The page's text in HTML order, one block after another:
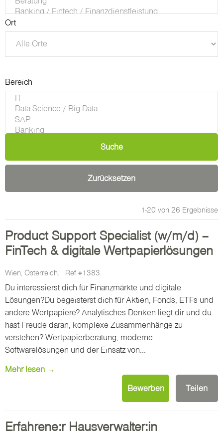
Ort
Bereich
Suche
Zurücksetzen
1-20 von 26 Ergebnisse
Product Support Specialist (w/m/d) –
FinTech & digitale Wertpapierlösungen
Wien, Österreich. Ref #1383.
Du interessierst dich für Finanzmärkte und digitale
Lösungen?Du begeisterst dich für Aktien, Fonds, ETFs und
andere Wertpapiere? Analytisches Denken liegt dir und du
hast Freude daran, komplexe Zusammenhänge zu
verstehen? Wertpapierberatung, moderne
Softwarelösungen und der Einsatz von...
Mehr lesen →
Bewerben Teilen
Erfahrene:r Hausverwalter:in